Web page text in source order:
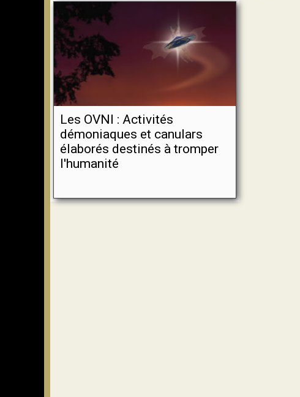
Les OVNI : Activités
démoniaques et canulars
élaborés destinés à tromper
l'humanité